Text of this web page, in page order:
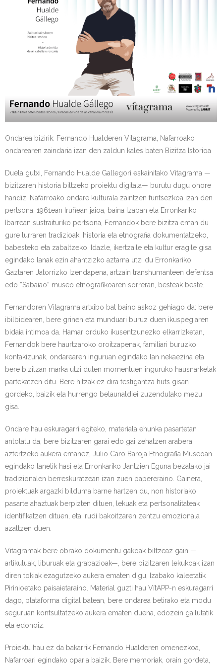
Kontaktua | Contacto
Ondarea bizirik: Fernando Hualderen Vitagrama, Nafarroako
ondarearen zaindaria izan den zaldun kales baten Bizitza Istorioa
Duela gutxi, Fernando Hualde Gallegori eskainitako Vitagrama —
bizitzaren historia biltzeko proiektu digitala— burutu dugu ohore
handiz, Nafarroako ondare kulturala zaintzen funtsezkoa izan den
pertsona. 1961ean Iruñean jaioa, baina Izaban eta Erronkariko
Ibarrean sustraituriko pertsona, Fernandok bere bizitza eman du
gure lurraren tradizioak, historia eta etnografia dokumentatzeko,
babesteko eta zabaltzeko. Idazle, ikertzaile eta kultur eragile gisa
egindako lanak ezin ahantzizko aztarna utzi du Erronkariko
Gaztaren Jatorrizko Izendapena, artzain transhumanteen defentsa
edo “Sabaiao” museo etnografikoaren sorreran, besteak beste.
Fernandoren Vitagrama artxibo bat baino askoz gehiago da: bere
ibilbidearen, bere grinen eta munduari buruz duen ikuspegiaren
bidaia intimoa da. Hamar orduko ikusentzunezko elkarrizketan,
Fernandok bere haurtzaroko oroitzapenak, familiari buruzko
kontakizunak, ondarearen inguruan egindako lan nekaezina eta
bere bizitzan marka utzi duten momentuen inguruko hausnarketak
partekatzen ditu. Bere hitzak ez dira testigantza huts gisan
gordeko, baizik eta hurrengo belaunaldiei zuzendutako mezu
gisa.
Ondare hau eskuragarri egiteko, materiala ehunka pasartetan
antolatu da, bere bizitzaren garai edo gai zehatzen arabera
aztertzeko aukera emanez, Julio Caro Baroja Etnografia Museoan
egindako lanetik hasi eta Erronkariko Jantzien Eguna bezalako jai
tradizionalen berreskuratzean izan zuen papereraino. Gainera,
proiektuak argazki bilduma barne hartzen du, non historiako
pasarte ahaztuak berpizten dituen, lekuak eta pertsonalitateak
identifikatzen dituen, eta irudi bakoitzaren zentzu emozionala
azaltzen duen.
Vitagramak bere obrako dokumentu gakoak biltzeaz gain —
artikuluak, liburuak eta grabazioak—, bere bizitzaren lekukoak izan
diren tokiak ezagutzeko aukera ematen digu, Izabako kaleetatik
Pirinioetako paisaietaraino. Material guzti hau VítAPP-n eskuragarri
dago, plataforma digital batean, bere ondarea betirako eta modu
seguruan kontsultatzeko aukera ematen duena, edozein gailutatik
eta edonoiz.
Proiektu hau ez da bakarrik Fernando Hualderen omenezkoa,
Nafarroari egindako oparia baizik. Bere memoriak, orain gordeta,